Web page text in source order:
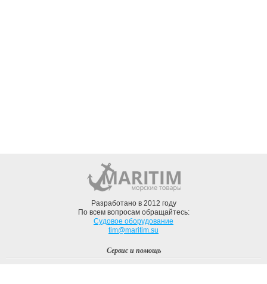
Разработано в 2012 году
По всем вопросам обращайтесь:
Судовое оборудование
tim@maritim.su
Сервис и помощь